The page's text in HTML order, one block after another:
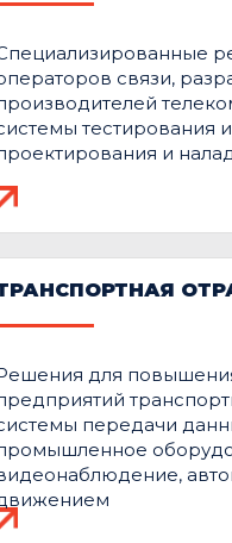
связи,
тестирования
и
для
передачи